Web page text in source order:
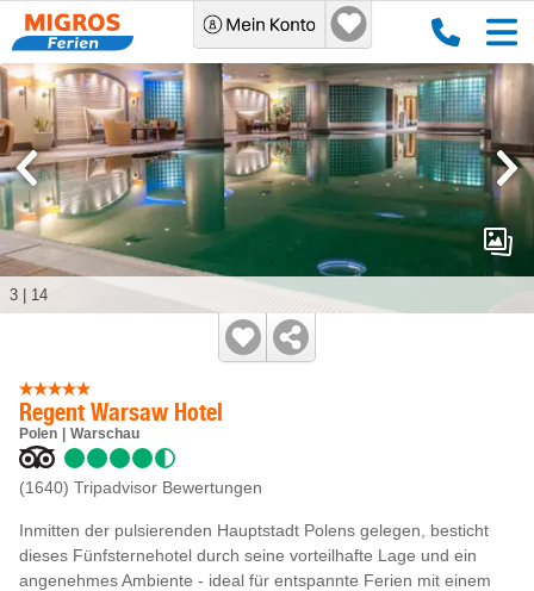
Regent Warsaw Hotel
Polen Warschau
(1640) Tripadvisor Bewertungen
Inmitten der pulsierenden Hauptstadt Polens gelegen, besticht
dieses Fünfsternehotel durch seine vorteilhafte Lage und ein
angenehmes Ambiente - ideal für entspannte Ferien mit einem
3 14